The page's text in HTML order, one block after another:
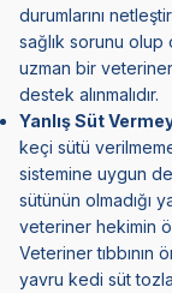
durumlarını
sağlık sorunu olup
uzman bir
destek alınmalıdır.
Yanlış Süt
keçi sütü
sistemine uygun
sütünün olmadığı
veteriner hekimin
Veteriner
yavru kedi süt